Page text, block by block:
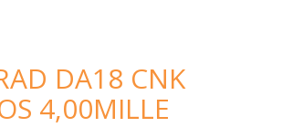
DA18 CNK
4,00MILLE